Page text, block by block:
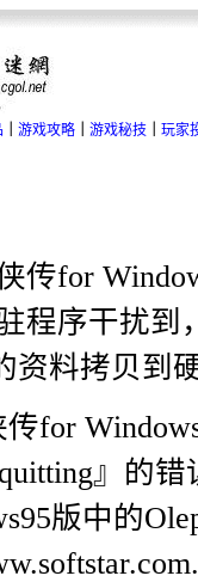
游戏攻略｜ 游戏秘技｜ 玩家
传for
程序干扰
资料拷贝到
for
』的
版中的